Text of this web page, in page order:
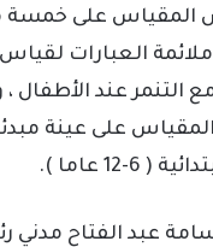
المقياس على خمسة
العبارات
التنمر عند الأطفال ،
6-12 عاما ).
اسامة عبد الفتاح